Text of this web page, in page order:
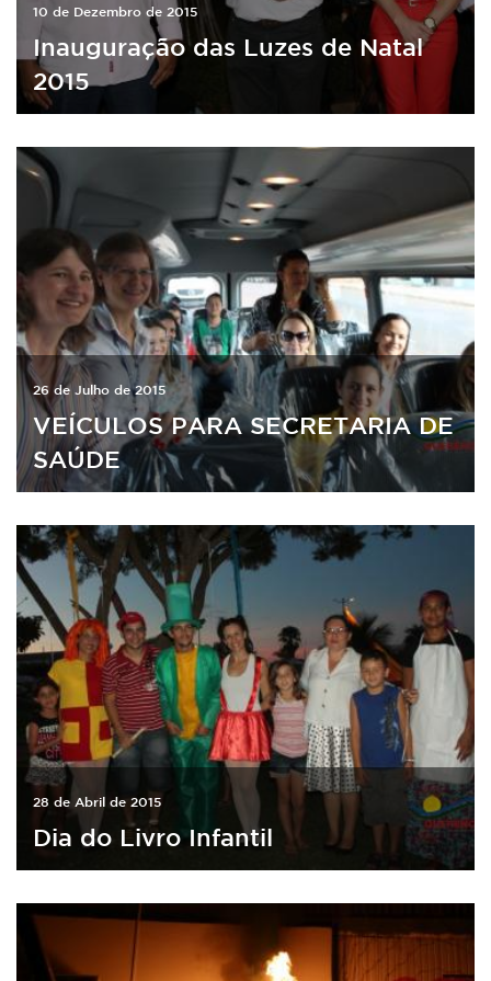
10 de Dezembro de 2015
Inauguração das Luzes de Natal
2015
26 de Julho de 2015
VEÍCULOS PARA SECRETARIA DE
SAÚDE
28 de Abril de 2015
Dia do Livro Infantil